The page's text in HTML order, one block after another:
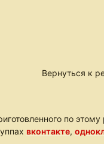
Вернуться к
по этому
вконтакте,